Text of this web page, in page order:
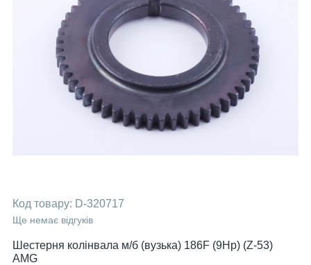
Код товару: D-320717
Ще немає відгуків
Шестерня колінвала м/б (вузька) 186F (9Hp) (Z-53)
AMG